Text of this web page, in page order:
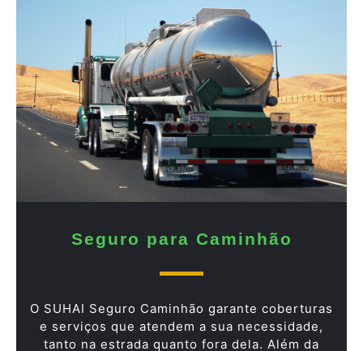
Seguro para Caminhão
O SUHAI Seguro Caminhão garante coberturas
e serviços que atendem a sua necessidade,
tanto na estrada quanto fora dela. Além da